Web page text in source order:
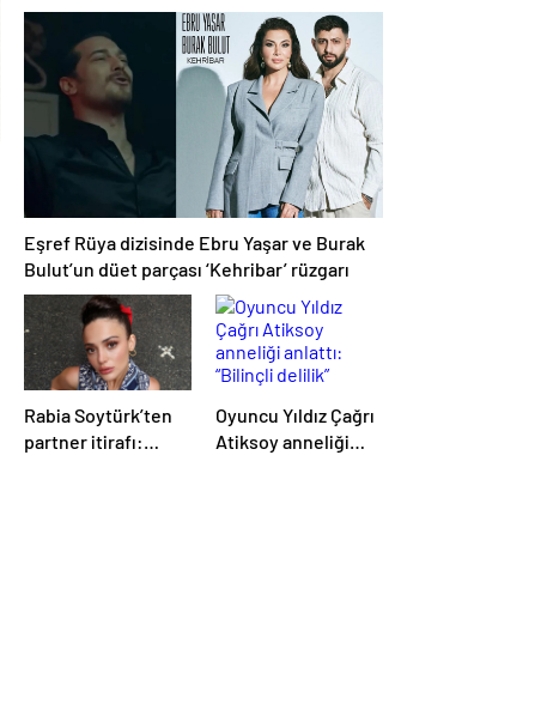
Oyuncu Didem
Balçın’dan duygusal
paylaşım
turnesini neden
bırakmak
istemediğini
açıkladı
Eşref Rüya dizisinde Ebru Yaşar ve Burak
Bulut’un düet parçası ‘Kehribar’ rüzgarı
Rabia Soytürk’ten
partner itirafı:
Oyuncu Yıldız Çağrı
Atiksoy anneliği